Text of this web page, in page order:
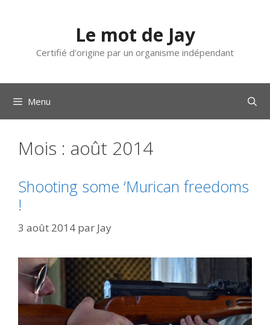
Le mot de Jay
Certifié d'origine par un organisme indépendant
Menu
Mois : août 2014
Shooting some ‘Murican freedoms
!
3 août 2014 par Jay